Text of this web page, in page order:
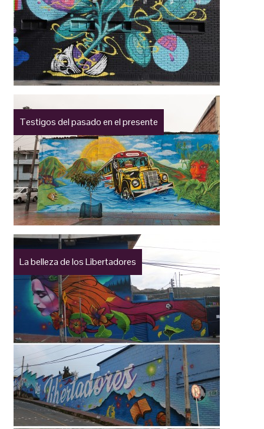
Testigos del pasado en el presente
La belleza de los Libertadores